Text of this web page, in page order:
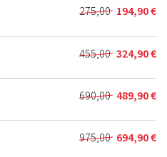
275,00
Le
prix
initial
était :
275,00 €.
194,90€
Le
prix
actuel
est :
194,90 €.
455,00
Le
prix
initial
était :
455,00 €.
324,90€
Le
prix
actuel
est :
324,90 €.
690,00
Le
prix
initial
était :
489,90€
Le
prix
actuel
est :
975,00
Le 694,90€
Le